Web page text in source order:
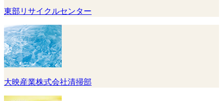
東部リサイクルセンター
大映産業株式会社清掃部